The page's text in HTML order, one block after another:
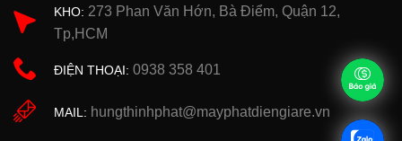
KHO: 273 Phan Văn Hớn, Bà Điểm, Quận 12,
Tp,HCM
ĐIỆN THOẠI: 0938 358 401
MAIL: hungthinhphat@mayphatdiengiare.vn